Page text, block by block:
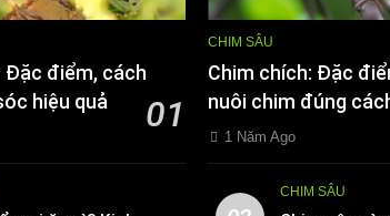
Đặc điểm, cách
hiệu quả
01
CHIM SÂU
Chim chích: Đặc
nuôi chim đúng
1 Năm Ago
CHIM SÂU